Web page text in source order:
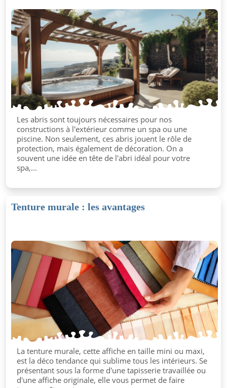
Les abris sont toujours nécessaires pour nos
constructions à l'extérieur comme un spa ou une
piscine. Non seulement, ces abris jouent le rôle de
protection, mais également de décoration. On a
souvent une idée en tête de l'abri idéal pour votre
spa,...
Tenture murale : les avantages
La tenture murale, cette affiche en taille mini ou maxi,
est la déco tendance qui sublime tous les intérieurs. Se
présentant sous la forme d'une tapisserie travaillée ou
d'une affiche originale, elle vous permet de faire